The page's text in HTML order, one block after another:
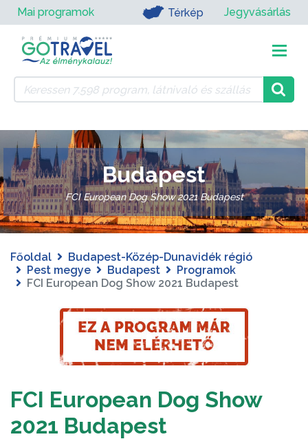
Mai programok Térkép Jegyvásárlás
Budapest
FCI European Dog Show 2021 Budapest
Főoldal
Budapest-Közép-Dunavidék régió
Pest megye
Budapest
Programok
FCI European Dog Show 2021 Budapest
FCI European Dog Show
2021 Budapest